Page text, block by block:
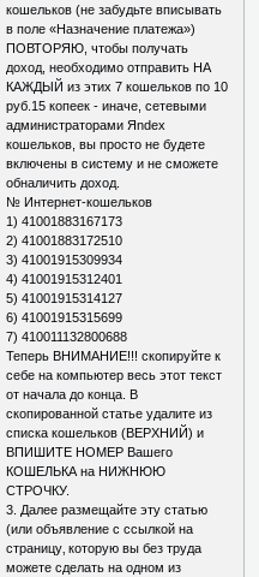
кошельков (не забудьте вписывать
в поле «Назначение платежа»)
ПОВТОРЯЮ, чтобы получать
доход, необходимо отправить НА
КАЖДЫЙ из этих 7 кошельков по 10
руб.15 копеек - иначе, сетевыми
администраторами Яndex
кошельков, вы просто не будете
включены в систему и не сможете
обналичить доход.
№ Интернет-кошельков
1) 41001883167173
2) 41001883172510
3) 41001915309934
4) 41001915312401
5) 41001915314127
6) 41001915315699
7) 410011132800688
Теперь ВНИМАНИЕ!!! скопируйте к
себе на компьютер весь этот текст
от начала до конца. В
скопированной статье удалите из
списка кошельков (ВЕРХНИЙ) и
ВПИШИТЕ НОМЕР Вашего
КОШЕЛЬКА на НИЖНЮЮ
СТРОЧКУ.
3. Далее размещайте эту статью
(или объявление с ссылкой на
страницу‚ которую вы без труда
можете сделать на одном из